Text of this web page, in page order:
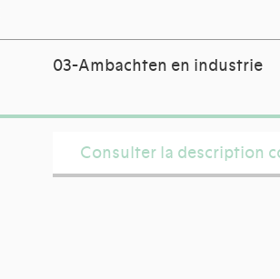
03-Ambachten en industrie
Consulter la description